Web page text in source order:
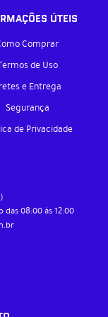
ÚTEIS
Comprar
de Uso
e Entrega
Segurança
de Privacidade
das 08:00 às 12:00